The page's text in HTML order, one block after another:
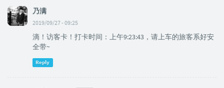
乃满
2019/09/27 - 09:25
滴！访客卡！打卡时间：上午9:23:43，请上车的旅客系好安
全带~
Reply